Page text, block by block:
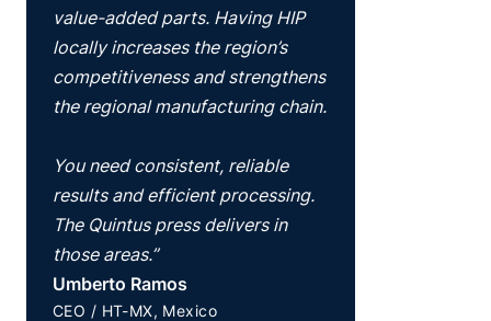
value-added parts. Having HIP
locally increases the region’s
competitiveness and strengthens
the regional manufacturing chain.
You need consistent, reliable
results and efficient processing.
The Quintus press delivers in
those areas.”
Umberto Ramos
CEO / HT-MX, Mexico